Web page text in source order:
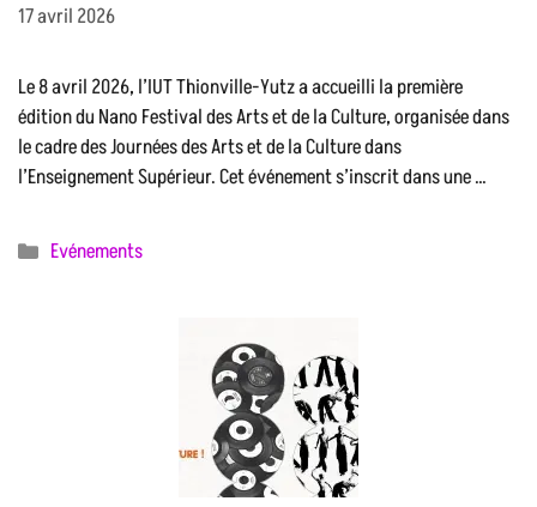
17 avril 2026
Le 8 avril 2026, l’IUT Thionville-Yutz a accueilli la première
édition du Nano Festival des Arts et de la Culture, organisée dans
le cadre des Journées des Arts et de la Culture dans
l’Enseignement Supérieur. Cet événement s’inscrit dans une …
Catégories
Evénements